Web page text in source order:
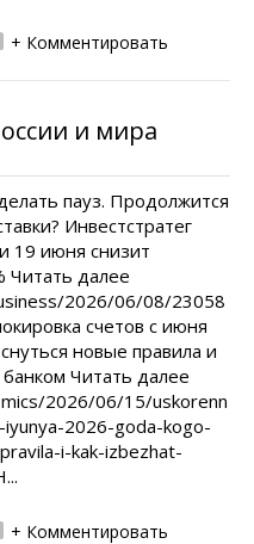
+ Комментировать
и мира
пауз. Продолжится
Инвестстратег
19 июня снизит
Читать далее
2026/06/08/23058
счетов с июня
новые правила и
Читать далее
2026/06/15/uskorenn
2026-goda-kogo-
i-kak-izbezhat-
+ Комментировать